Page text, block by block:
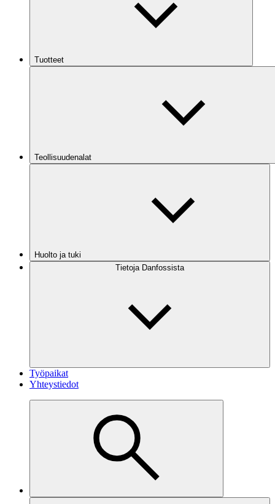
Tuotteet
Teollisuudenalat
Huolto ja tuki
Tietoja Danfossista
Työpaikat
Yhteystiedot